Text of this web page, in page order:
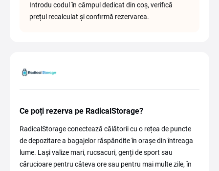
Introdu codul în câmpul dedicat din coș, verifică
prețul recalculat și confirmă rezervarea.
Ce poți rezerva pe RadicalStorage?
RadicalStorage conectează călătorii cu o rețea de puncte
de depozitare a bagajelor răspândite în orașe din întreaga
lume. Lași valize mari, rucsacuri, genți de sport sau
cărucioare pentru câteva ore sau pentru mai multe zile, în